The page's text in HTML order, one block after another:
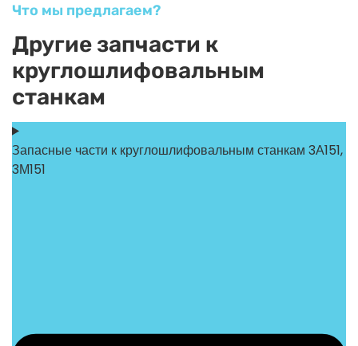
Что мы предлагаем?
Другие запчасти к
круглошлифовальным
станкам
Запасные части к круглошлифовальным станкам 3А151,
3М151